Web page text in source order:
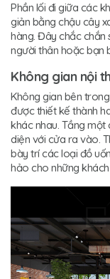
Phần lối đi giữa các
giản bằng chậu cây
hàng. Đây chắc chắn
người thân hoặc bạn
Không gian nội
Không gian bên trong
được thiết kế thành
khác nhau. Tầng
diện với cửa ra vào.
bày trí các loại đồ
hảo cho những